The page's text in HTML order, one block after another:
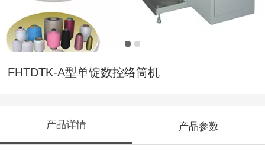
FHTDTK-A型单锭数控络筒机
产品详情 产品参数